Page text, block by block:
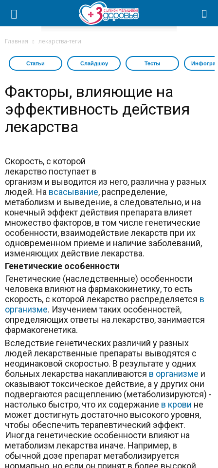
Главная лекарства-теги
Статьи Слайдшоу Тесты
Факторы, влияющие на
эффективность действия
лекарства
Скорость, с которой
лекарство поступает в
организм и выводится из него, различна у разных
людей. На всасывание, распределение,
метаболизм и выведение, а следовательно, и на
конечный эффект действия препарата влияет
множество факторов, в том числе генетические
особенности, взаимодействие лекарств при их
одновременном приеме и наличие заболеваний,
изменяющих действие лекарства.
Генетические особенности
Генетические (наследственные) особенности
человека влияют на фармакокинетику, то есть
скорость, с которой лекарство распределяется в
организме. Изучением таких особенностей,
определяющих ответы на лекарство, занимается
фармакогенетика.
Вследствие генетических различий у разных
людей ле­карственные препараты выводятся с
неодинаковой скоро­стью. В результате у одних
больных лекарства накапливаются в организме и
оказывают токсическое действие, а у других они
подвергаются расщеплению (метаболизируются) ­
настолько быстро, что их содержание в крови не
может ­достигнуть достаточно высокого уровня,
чтобы обеспечить терапевтический эффект.
Иногда генетические особенности влияют на
метаболизм лекарства иначе. Например, в
обычной дозе препарат метаболизируется
нормально, но если он принят в более высокой